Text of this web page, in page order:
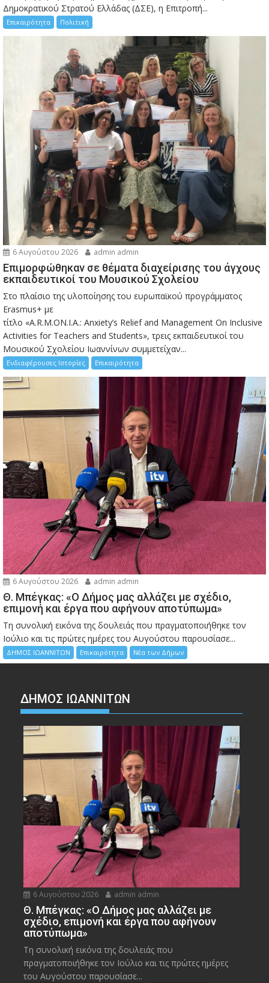
Δημοκρατικού Στρατού Ελλάδας (ΔΣΕ), η Επιτροπή...
Επικαιρότητα Πολιτική
6 Αυγούστου 2026 admin admin
Eπιμορφώθηκαν σε θέματα διαχείρισης του άγχους
εκπαιδευτικοί του Μουσικού Σχολείου
Στο πλαίσιο της υλοποίησης του ευρωπαϊκού προγράμματος
Erasmus+ με
τίτλο «A.R.M.ON.I.A.: Anxiety’s Relief and Management On Inclusive
Activities for Teachers and Students», τρεις εκπαιδευτικοί του
Μουσικού Σχολείου Ιωαννίνων συμμετείχαν...
Ενδιαφέρουσες Ιστορίες Επικαιρότητα
6 Αυγούστου 2026 admin admin
Θ. Μπέγκας: «Ο Δήμος μας αλλάζει με σχέδιο,
επιμονή και έργα που αφήνουν αποτύπωμα»
Τη συνολική εικόνα της δουλειάς που πραγματοποιήθηκε τον
Ιούλιο και τις πρώτες ημέρες του Αυγούστου παρουσίασε...
ΔΗΜΟΣ ΙΩΑΝΝΙΤΩΝ Επικαιρότητα Νέα των Δήμων
ΔΗΜΟΣ ΙΩΑΝΝΙΤΩΝ
6 Αυγούστου 2026 admin admin
Θ. Μπέγκας: «Ο Δήμος μας αλλάζει με
σχέδιο, επιμονή και έργα που αφήνουν
αποτύπωμα»
Τη συνολική εικόνα της δουλειάς που
πραγματοποιήθηκε τον Ιούλιο και τις πρώτες ημέρες
του Αυγούστου παρουσίασε...